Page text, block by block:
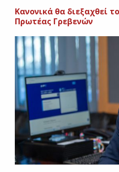
Kανονικά θα διεξαχθεί
Πρωτέας Γρεβενών